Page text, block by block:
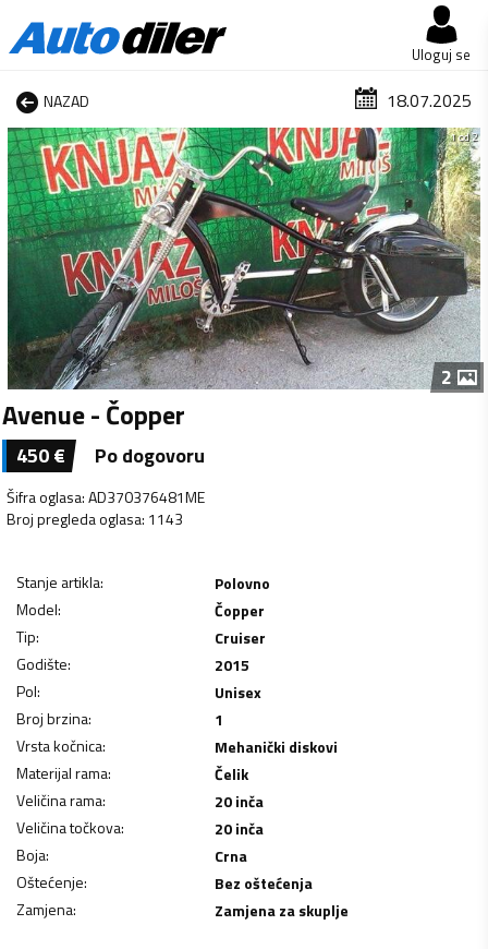
Uloguj se
NAZAD 18.07.2025
1 od 2
2
Avenue - Čopper
450€ Po dogovoru
Šifra oglasa:AD370376481ME
Broj pregleda oglasa: 1143
Stanje artikla:
Polovno
Model:
Čopper
Tip:
Cruiser
Godište:
2015
Pol:
Unisex
Broj brzina:
1
Vrsta kočnica:
Mehanički diskovi
Materijal rama:
Čelik
Veličina rama:
20 inča
Veličina točkova:
20 inča
Boja:
Crna
Oštećenje:
Bez oštećenja
Zamjena: Zamjena za skuplje